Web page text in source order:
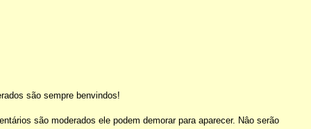
são sempre benvindos!
são moderados ele podem demorar para aparecer. Nâo serão